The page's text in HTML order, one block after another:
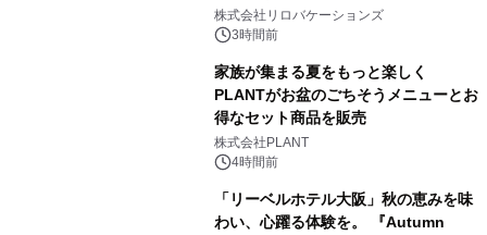
株式会社リロバケーションズ
3時間前
家族が集まる夏をもっと楽しく
PLANTがお盆のごちそうメニューとお
得なセット商品を販売
株式会社PLANT
4時間前
「リーベルホテル大阪」秋の恵みを味
わい、心躍る体験を。 『Autumn